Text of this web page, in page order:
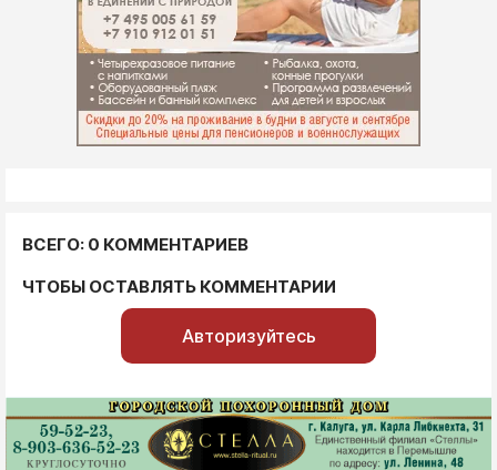
ВСЕГО: 0 КОММЕНТАРИЕВ
ЧТОБЫ ОСТАВЛЯТЬ КОММЕНТАРИИ
Авторизуйтесь